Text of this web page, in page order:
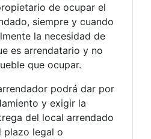
de ocupar el
siempre y cuando
la necesidad de
es arrendatario y no
que ocupar.
podrá dar por
y exigir la
del local arrendado
plazo legal o